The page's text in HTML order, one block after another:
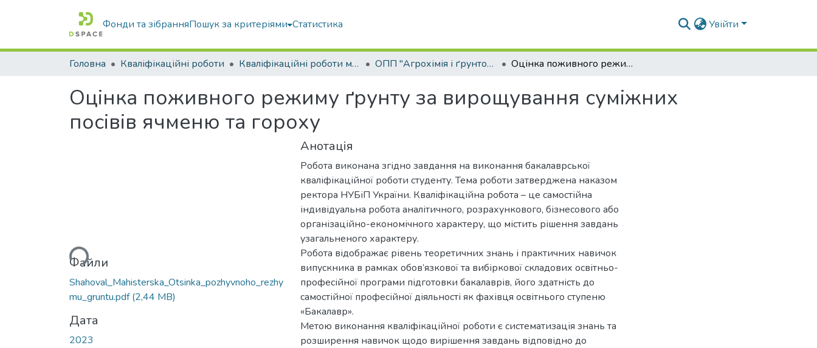
Фонди та зібранняПошук за критеріями Статистика Увійти
Головна Кваліфікаційні роботи Кваліфікаційні роботи магістрів ОПП "Агрохімія і ґрунтознавство" Оцінка поживного режиму ґрунту за вирощування суміжних посівів ячменю та гороху
Оцінка поживного режиму ґрунту за вирощування суміжних
посівів ячменю та гороху
Вантажиться...Файли
Shahoval_Mahisterska_Otsinka_pozhyvnoho_rezhy
mu_gruntu.pdf(2,44 MB)
Дата
2023
Анотація
Робота виконана згідно завдання на виконання бакалаврської
кваліфікаційної роботи студенту. Тема роботи затверджена наказом
ректора НУБіП України. Кваліфікаційна робота – це самостійна
індивідуальна робота аналітичного, розрахункового, бізнесового або
організаційно-економічного характеру, що містить рішення завдань
узагальненого характеру.
Робота відображає рівень теоретичних знань і практичних навичок
випускника в рамках обов’язкової та вибіркової складових освітньо-
професійної програми підготовки бакалаврів, його здатність до
самостійної професійної діяльності як фахівця освітнього ступеню
«Бакалавр».
Метою виконання кваліфікаційної роботи є систематизація знань та
розширення навичок щодо вирішення завдань відповідно до